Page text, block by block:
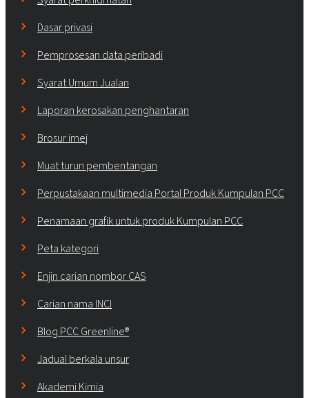
Dasar privasi
Pemprosesan data peribadi
Syarat Umum Jualan
Laporan kerosakan penghantaran
Brosur imej
Muat turun pembentangan
Perpustakaan multimedia Portal Produk Kumpulan PCC
Penamaan grafik untuk produk Kumpulan PCC
Peta kategori
Enjin carian nombor CAS
Carian nama INCI
Blog PCC Greenline®
Jadual berkala unsur
Akademi Kimia